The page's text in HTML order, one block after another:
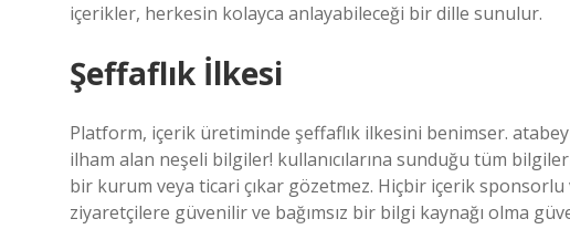
içerikler, herkesin kolayca anlayabileceği bir dille sunulur.
Şeffaflık İlkesi
Platform, içerik üretiminde şeffaflık ilkesini benimser.
ilham alan neşeli bilgiler! kullanıcılarına sunduğu tüm
bir kurum veya ticari çıkar gözetmez. Hiçbir içerik sponsorlu
ziyaretçilere güvenilir ve bağımsız bir bilgi kaynağı olma